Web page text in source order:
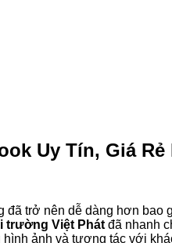
Uy Tín, Giá Rẻ
trở nên dễ dàng hơn
trường Việt Phát đã nhanh
ảnh và tương tác với